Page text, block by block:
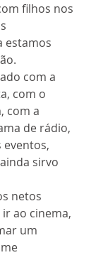
filhos nos
estamos
com a
com o
com a
de rádio,
sirvo
netos
ao cinema,
um